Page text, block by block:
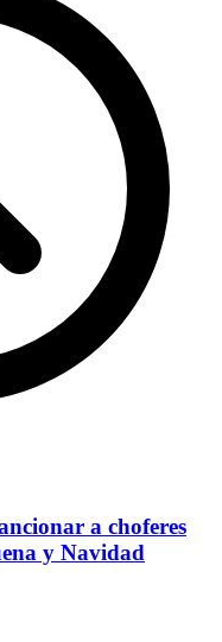
a choferes
y Navidad